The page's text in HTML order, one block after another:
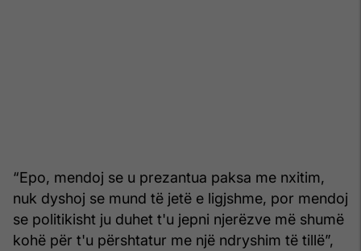
“Epo, mendoj se u prezantua paksa me nxitim,
nuk dyshoj se mund të jetë e ligjshme, por mendoj
se politikisht ju duhet t'u jepni njerëzve më shumë
kohë për t'u përshtatur me një ndryshim të tillë”,